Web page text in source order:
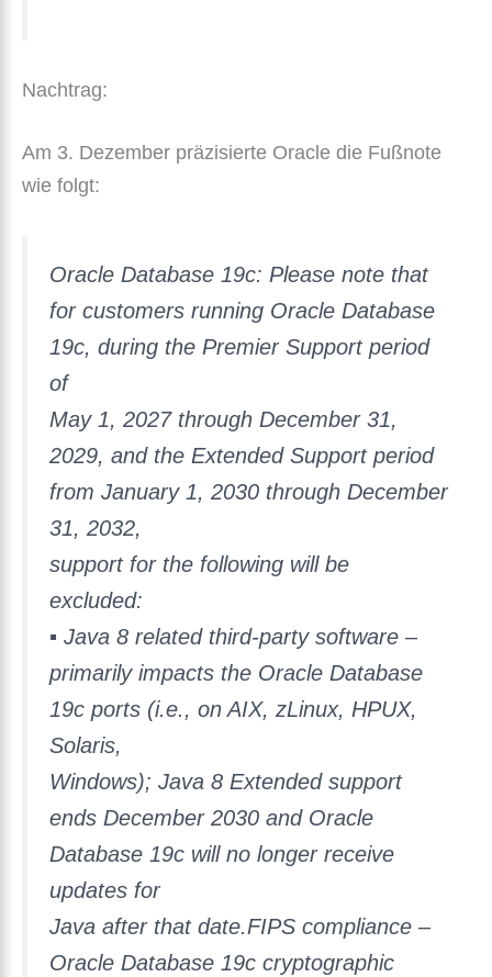
Nachtrag:
Am 3. Dezember präzisierte Oracle die Fußnote
wie folgt:
Oracle Database 19c: Please note that
for customers running Oracle Database
19c, during the Premier Support period
of
May 1, 2027 through December 31,
2029, and the Extended Support period
from January 1, 2030 through December
31, 2032,
support for the following will be
excluded:
▪ Java 8 related third-party software –
primarily impacts the Oracle Database
19c ports (i.e., on AIX, zLinux, HPUX,
Solaris,
Windows); Java 8 Extended support
ends December 2030 and Oracle
Database 19c will no longer receive
updates for
Java after that date.FIPS compliance –
Oracle Database 19c cryptographic